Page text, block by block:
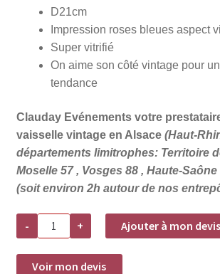
D21cm
Impression roses bleues aspect
Super vitrifié
On aime son côté vintage pour
tendance
Clauday Evénements votre
vaisselle vintage en Alsace (Haut-
départements limitrophes: Territoire
Moselle 57 , Vosges 88 , Haute-
(soit environ 2h autour de nos
-
quantité
Location
assiette
plate
+ Ajouter à mon devis
Voir mon devis